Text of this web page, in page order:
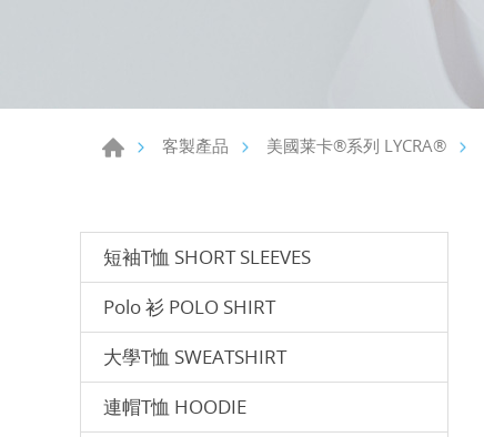
客製產品 美國莱卡®系列 LYCRA®
短袖T恤 SHORT SLEEVES
Polo 衫 POLO SHIRT
⼤學T恤 SWEATSHIRT
連帽T恤 HOODIE